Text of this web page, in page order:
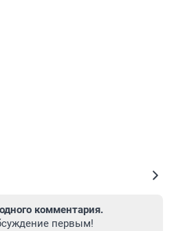
комментария.
первым!